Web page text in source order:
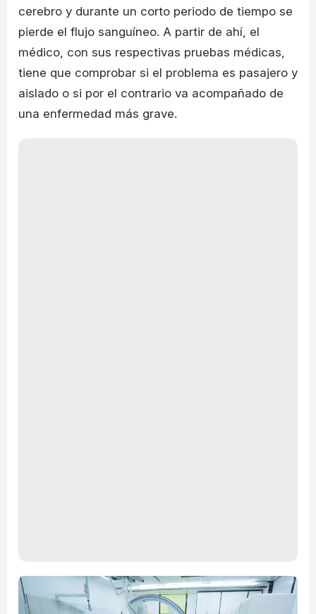
cerebro y durante un corto periodo de tiempo se
pierde el flujo sanguíneo. A partir de ahí, el
médico, con sus respectivas pruebas médicas,
tiene que comprobar si el problema es pasajero y
aislado o si por el contrario va acompañado de
una enfermedad más grave.